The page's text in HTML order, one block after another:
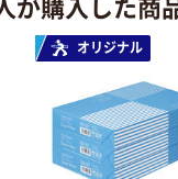
オリジナル